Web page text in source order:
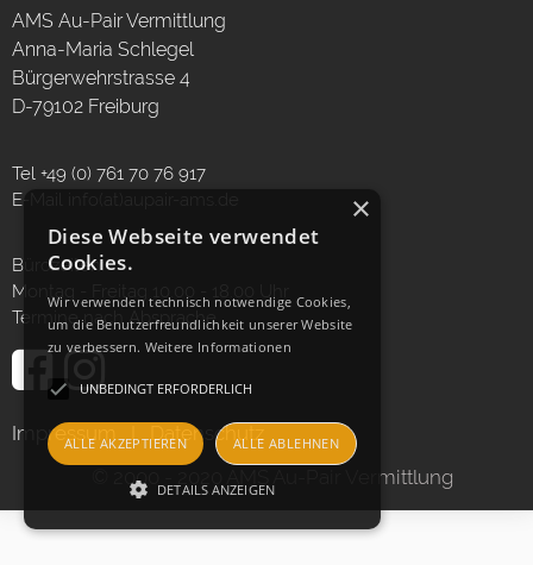
AMS Au-Pair Vermittlung
Anna-Maria Schlegel
Bürgerwehrstrasse 4
D-79102 Freiburg
Tel +49 (0) 761 70 76 917
E-Mail
Bürozeiten:
Montag - Freitag 10.00 - 18.00 Uhr
Termine nach Absprache
Impressum
Datenschutz
© 2000 - 2020 AMS Au-Pair Vermittlung
×
Diese Webseite verwendet
Cookies.
Wir verwenden technisch notwendige Cookies,
um die Benutzerfreundlichkeit unserer Website
zu verbessern. Weitere Informationen
UNBEDINGT ERFORDERLICH
ALLE AKZEPTIEREN ALLE ABLEHNEN
DETAILS ANZEIGEN